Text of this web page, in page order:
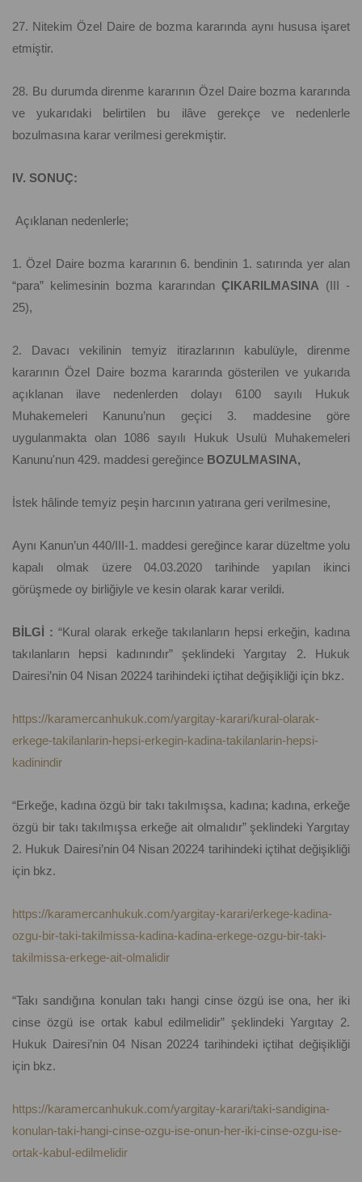
27. Nitekim Özel Daire de bozma kararında aynı hususa işaret
etmiştir.
28. Bu durumda direnme kararının Özel Daire bozma kararında
ve yukarıdaki belirtilen bu ilâve gerekçe ve nedenlerle
bozulmasına karar verilmesi gerekmiştir.
IV. SONUÇ:
Açıklanan nedenlerle;
1. Özel Daire bozma kararının 6. bendinin 1. satırında yer alan
“para” kelimesinin bozma kararından ÇIKARILMASINA (III -
25),
2. Davacı vekilinin temyiz itirazlarının kabulüyle, direnme
kararının Özel Daire bozma kararında gösterilen ve yukarıda
açıklanan ilave nedenlerden dolayı 6100 sayılı Hukuk
Muhakemeleri Kanunu’nun geçici 3. maddesine göre
uygulanmakta olan 1086 sayılı Hukuk Usulü Muhakemeleri
Kanunu'nun 429. maddesi gereğince BOZULMASINA,
İstek hâlinde temyiz peşin harcının yatırana geri verilmesine,
Aynı Kanun’un 440/III-1. maddesi gereğince karar düzeltme yolu
kapalı olmak üzere 04.03.2020 tarihinde yapılan ikinci
görüşmede oy birliğiyle ve kesin olarak karar verildi.
BİLGİ : “Kural olarak erkeğe takılanların hepsi erkeğin, kadına
takılanların hepsi kadınındır” şeklindeki Yargıtay 2. Hukuk
Dairesi’nin 04 Nisan 20224 tarihindeki içtihat değişikliği için bkz.
https://karamercanhukuk.com/yargitay-karari/kural-olarak-
erkege-takilanlarin-hepsi-erkegin-kadina-takilanlarin-hepsi-
kadinindir
“Erkeğe, kadına özgü bir takı takılmışsa, kadına; kadına, erkeğe
özgü bir takı takılmışsa erkeğe ait olmalıdır” şeklindeki Yargıtay
2. Hukuk Dairesi’nin 04 Nisan 20224 tarihindeki içtihat değişikliği
için bkz.
https://karamercanhukuk.com/yargitay-karari/erkege-kadina-
ozgu-bir-taki-takilmissa-kadina-kadina-erkege-ozgu-bir-taki-
takilmissa-erkege-ait-olmalidir
“Takı sandığına konulan takı hangi cinse özgü ise ona, her iki
cinse özgü ise ortak kabul edilmelidir” şeklindeki Yargıtay 2.
Hukuk Dairesi’nin 04 Nisan 20224 tarihindeki içtihat değişikliği
için bkz.
https://karamercanhukuk.com/yargitay-karari/taki-sandigina-
konulan-taki-hangi-cinse-ozgu-ise-onun-her-iki-cinse-ozgu-ise-
ortak-kabul-edilmelidir